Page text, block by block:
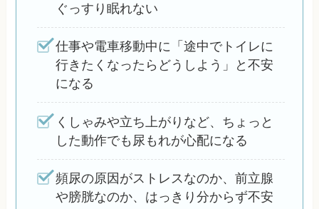
ぐっすり眠れない
仕事や電車移動中に「途中でトイレに
行きたくなったらどうしよう」と不安
になる
くしゃみや立ち上がりなど、ちょっと
した動作でも尿もれが心配になる
頻尿の原因がストレスなのか、前立腺
や膀胱なのか、はっきり分からず不安